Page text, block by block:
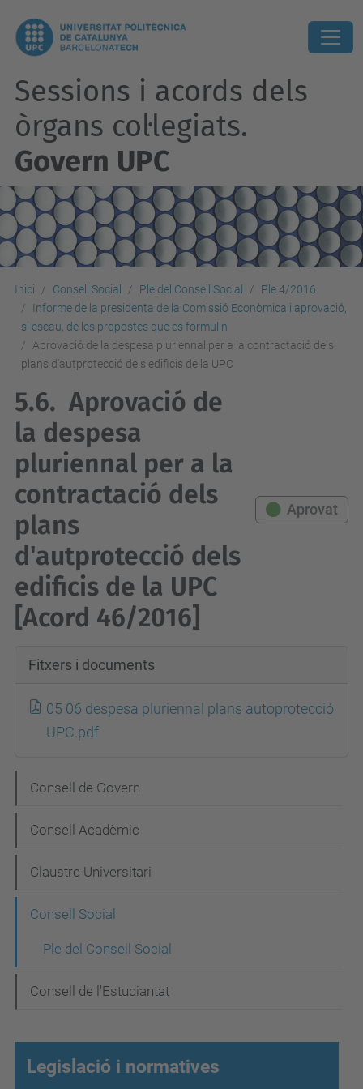
Sessions i acords dels
òrgans col·legiats.
Govern UPC
Inici Consell Social Ple del Consell Social
Ple 4/2016
Informe de la presidenta de la Comissió Econòmica i aprovació,
si escau, de les propostes que es formulin
Aprovació de la despesa pluriennal per a la contractació dels
plans d'autprotecció dels edificis de la UPC
5.6. Aprovació de
la despesa
pluriennal per a la
contractació dels
plans
d'autprotecció dels
edificis de la UPC
[Acord 46/2016]
Aprovat
Fitxers i documents
05 06 despesa pluriennal plans autoprotecció
UPC.pdf
a
v
g
i
ó
Consell de Govern
Consell Acadèmic
Claustre Universitari
Consell Social
Ple del Consell Social
Consell de l'Estudiantat
Legislació i normatives